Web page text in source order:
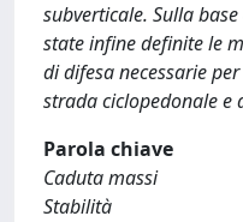
subverticale. Sulla
state infine definite le
di difesa necessarie
strada ciclopedonale e
Parola chiave
Caduta massi
Stabilità